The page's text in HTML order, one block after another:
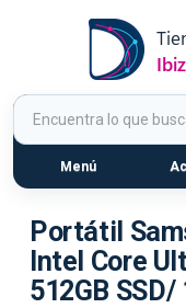
Menú
Portátil
Intel Core
512GB